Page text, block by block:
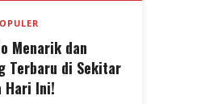
Menarik dan
Terbaru di Sekitar
Hari Ini!